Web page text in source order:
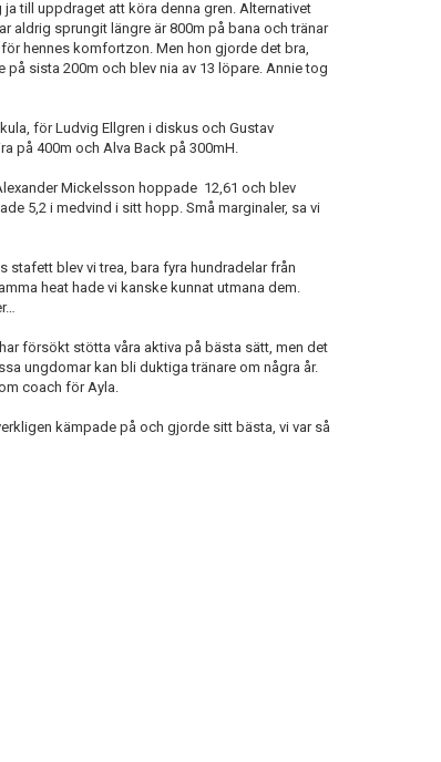
till uppdraget att köra denna gren. Alternativet
aldrig sprungit längre är 800m på bana och tränar
hennes komfortzon. Men hon gjorde det bra,
sista 200m och blev nia av 13 löpare. Annie tog
för Ludvig Ellgren i diskus och Gustav
på 400m och Alva Back på 300mH.
Mickelsson hoppade 12,61 och blev
5,2 i medvind i sitt hopp. Små marginaler, sa vi
stafett blev vi trea, bara fyra hundradelar från
heat hade vi kanske kunnat utmana dem.
försökt stötta våra aktiva på bästa sätt, men det
ungdomar kan bli duktiga tränare om några år.
coach för Ayla.
kämpade på och gjorde sitt bästa, vi var så